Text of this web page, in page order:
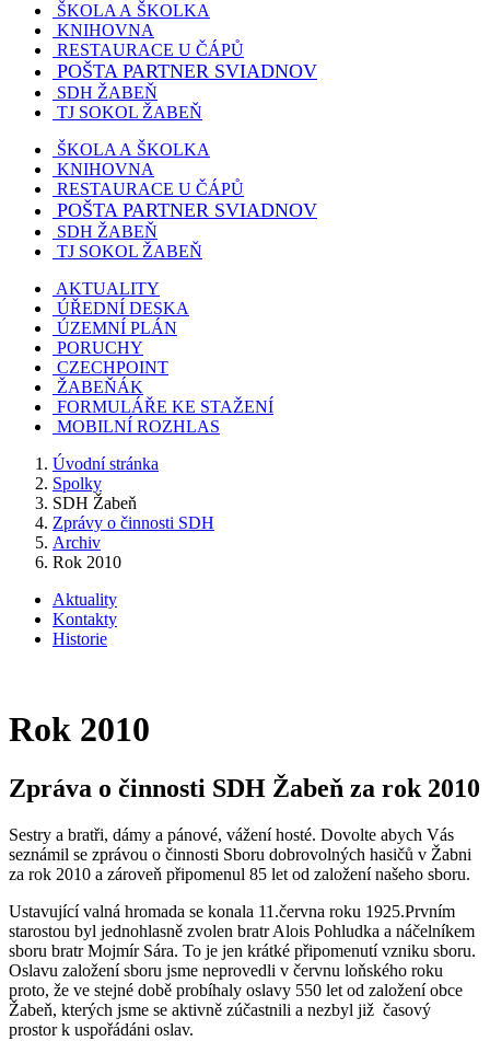
ŠKOLA A ŠKOLKA
KNIHOVNA
RESTAURACE U ČÁPŮ
POŠTA PARTNER SVIADNOV
SDH ŽABEŇ
TJ SOKOL ŽABEŇ
ŠKOLA A ŠKOLKA
KNIHOVNA
RESTAURACE U ČÁPŮ
POŠTA PARTNER SVIADNOV
SDH ŽABEŇ
TJ SOKOL ŽABEŇ
AKTUALITY
ÚŘEDNÍ DESKA
ÚZEMNÍ PLÁN
PORUCHY
CZECHPOINT
ŽABEŇÁK
FORMULÁŘE KE STAŽENÍ
MOBILNÍ ROZHLAS
Úvodní stránka
Spolky
SDH Žabeň
Zprávy o činnosti SDH
Archiv
Rok 2010
Aktuality
Kontakty
Historie
Rok 2010
Zpráva o činnosti SDH Žabeň za rok 2010
Sestry a bratři, dámy a pánové, vážení hosté. Dovolte abych Vás
seznámil se zprávou o činnosti Sboru dobrovolných hasičů v Žabni
za rok 2010 a zároveň připomenul 85 let od založení našeho sboru.
Ustavující valná hromada se konala 11.června roku 1925.Prvním
starostou byl jednohlasně zvolen bratr Alois Pohludka a náčelníkem
sboru bratr Mojmír Sára. To je jen krátké připomenutí vzniku sboru.
Oslavu založení sboru jsme neprovedli v červnu loňského roku
proto, že ve stejné době probíhaly oslavy 550 let od založení obce
Žabeň, kterých jsme se aktivně zúčastnili a nezbyl již časový
prostor k uspořádáni oslav.